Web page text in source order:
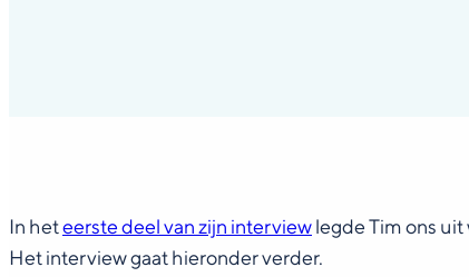
In heteerste deel van zijn interviewlegde Tim ons
Het interview gaat hieronder verder.